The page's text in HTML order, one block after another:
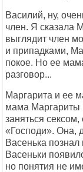
Василий, ну,
член. Я сказала
выглядит член
и припадками,
покое. Но ее
разговор...
Маргарита и ее
мама Маргариты
заняться
«Господи». Она,
Васенька
Васеньки
но понятия не